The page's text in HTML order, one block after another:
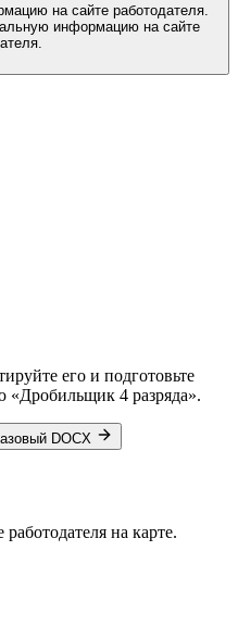
на сайте работодателя.
информацию на сайте
его и подготовьте
«Дробильщик 4 разряда».
DOCX
на карте.